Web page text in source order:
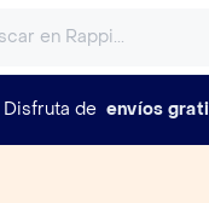
Disfruta de envíos